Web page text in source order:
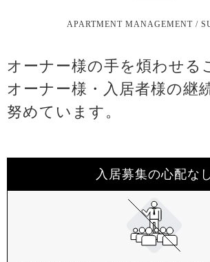
APARTMENT MANAGEMENT /
オーナー様の手を煩わせる
オーナー様・入居者様の継
努めています。
入居募集の心配なし